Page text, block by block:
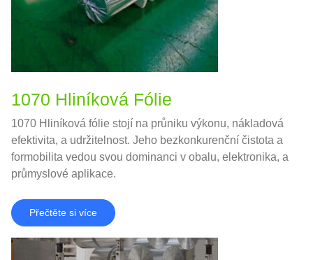
1070 Hliníková Fólie
1070 Hliníková fólie stojí na průniku výkonu, nákladová
efektivita, a udržitelnost. Jeho bezkonkurenční čistota a
formobilita vedou svou dominanci v obalu, elektronika, a
průmyslové aplikace.
Přečtěte si více